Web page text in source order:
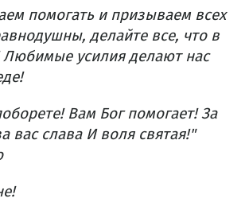
помогать и призываем всех
делайте все, что в
Любимые усилия делают нас
Вам Бог помогает! За
вас слава И воля святая!"